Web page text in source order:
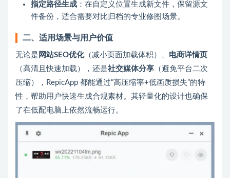
指定路径生成 ：在自定义位置生成新文件，保留源文
件备份，适合需要对比归档的专业修图场景。
二、适用场景与用户价值
无论是 网站SEO优化（减小页面加载体积）、 电商详情页
（高清且快速加载），还是社交媒体分享 （避免平台二次
压缩），RepicApp 都能通过“高压缩率+低画质损失”的特
性，帮助用户快速生成合规素材。其轻量化的设计也确保
了在低配电脑上依然流畅运行。